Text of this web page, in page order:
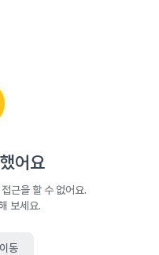
어요
근을 할 수 없어요.
보세요.
동